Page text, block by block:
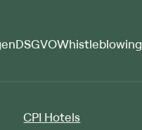
DSGVOWhistleblowing
CPI Hotels